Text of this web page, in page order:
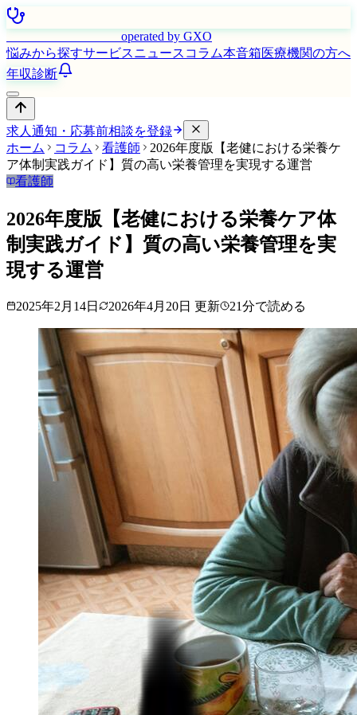
operated by GXO
悩みから探すサービスニュース コラム本音箱医療機関の方へ
年収診断
求人通知・応募前相談を登録
ホーム
コラム 看護師
2026年度版【老健における栄養ケ
ア体制実践ガイド】質の高い栄養管理を実現する運営
看護師
2026年度版【老健における栄養ケア体
制実践ガイド】質の高い栄養管理を実
現する運営
2025年2月14日 2026年4月20日 更新 21分で読める